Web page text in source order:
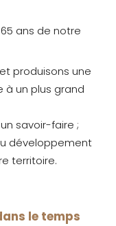
ans de notre
produisons une
à un plus grand
savoir-faire ;
développement
territoire.
le temps